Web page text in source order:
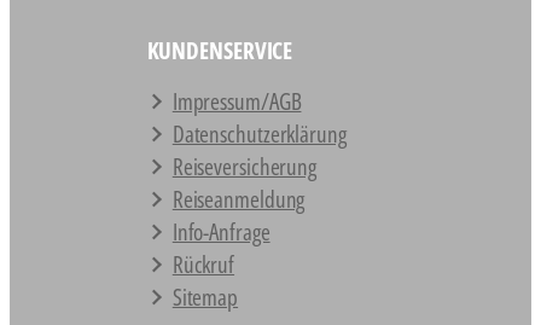
KUNDENSERVICE
Impressum/AGB
Datenschutz­erklärung
Reiseversicherung
Reiseanmeldung
Info-Anfrage
Rückruf
Sitemap